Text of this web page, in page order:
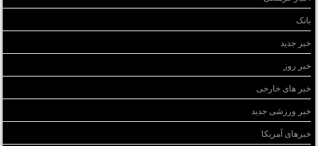
بانک
خبر جدید
خبر روز
خبر های خارجی
خبر ورزشی جدید
خبرهای آمریکا